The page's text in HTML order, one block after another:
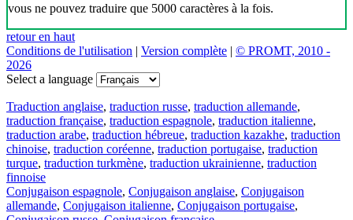
vous ne pouvez traduire que 5000 caractères à la fois.
retour en haut
Conditions de l'utilisation | Version complète | © PROMT, 2010 -
2026
Select a language
Traduction anglaise, traduction russe, traduction allemande,
traduction française, traduction espagnole, traduction italienne,
traduction arabe, traduction hébreue, traduction kazakhe, traduction
chinoise, traduction coréenne, traduction portugaise, traduction
turque, traduction turkmène, traduction ukrainienne, traduction
finnoise
Conjugaison espagnole, Conjugaison anglaise, Conjugaison
allemande, Conjugaison italienne, Conjugaison portugaise,